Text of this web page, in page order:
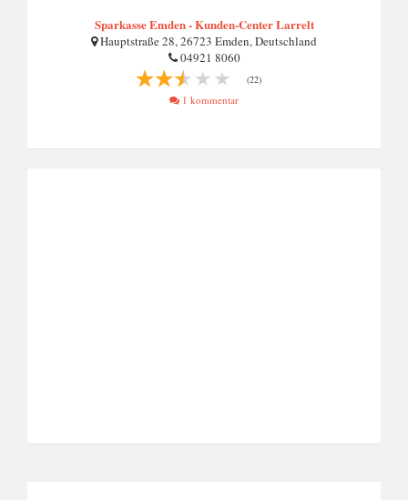
Sparkasse Emden - Kunden-Center Larrelt
Hauptstraße 28, 26723 Emden, Deutschland
04921 8060
(22)
1 kommentar